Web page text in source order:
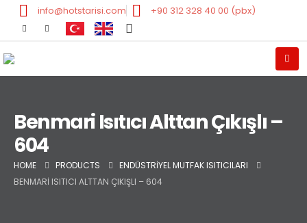
info@hotstarisi.com +90 312 328 40 00 (pbx)
Benmari Isıtıcı Alttan Çıkışlı –
604
HOME PRODUCTS
ENDÜSTRIYEL MUTFAK ISITICILARI
BENMARI ISITICI ALTTAN ÇIKIŞLI – 604